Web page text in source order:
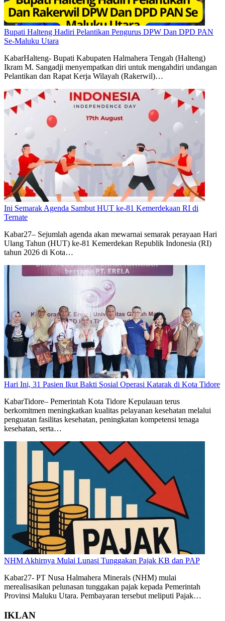
Bupati Halteng Hadiri Pelantikan Pengurus DPW Dan DPD PAN
Se-Maluku Utara
KabarHalteng- Bupati Kabupaten Halmahera Tengah (Halteng)
Ikram M. Sangadji menyempatkan diri untuk mengahdiri undangan
Pelantikan dan Rapat Kerja Wilayah (Rakerwil)…
Ini Semarak Agenda Sambut HUT ke-81 Kemerdekaan RI di
Ternate
Kabar27– Sejumlah agenda akan mewarnai semarak perayaan Hari
Ulang Tahun (HUT) ke-81 Kemerdekan Republik Indonesia (RI)
tahun 2026 di Kota…
Hari Ini, 31 Pasien Ikut Bakti Sosial Operasi Katarak di Kota Tidore
KabarTidore– Pemerintah Kota Tidore Kepulauan terus
berkomitmen meningkatkan kualitas pelayanan kesehatan melalui
penguatan fasilitas kesehatan, peningkatan kompetensi tenaga
kesehatan, serta…
NHM Akhirnya Mulai Lunasi Tunggakan Pajak KB dan PAP
Kabar27- PT Nusa Halmahera Minerals (NHM) mulai
merealisasikan pelunasan tunggakan pajak kepada Pemerintah
Provinsi Maluku Utara. Pembayaran tersebut meliputi Pajak…
IKLAN